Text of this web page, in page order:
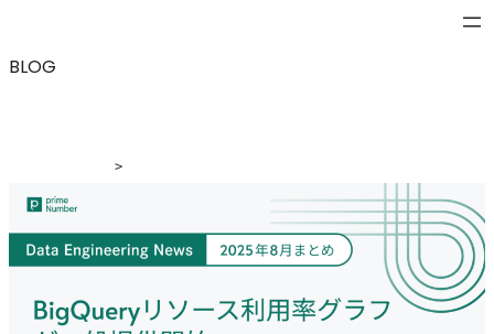
BLOG
>
ブログ>
BigQueryリソース利用率グラフが一般提供開始
Data Engineering News 2025年8月まとめ